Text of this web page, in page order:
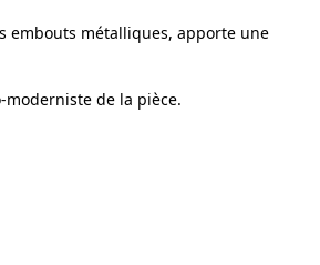
embouts métalliques, apporte une
de la pièce.